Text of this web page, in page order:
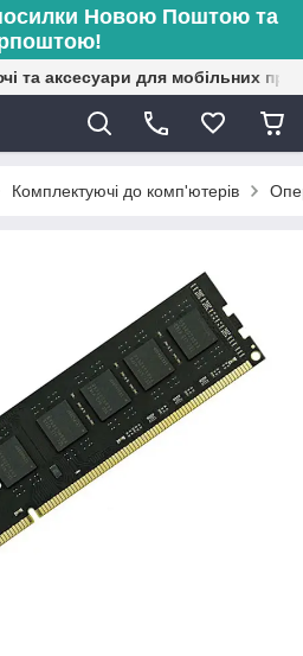
Новою Поштою та
та аксесуари для мобільних
Комплектуючі до комп'ютерів